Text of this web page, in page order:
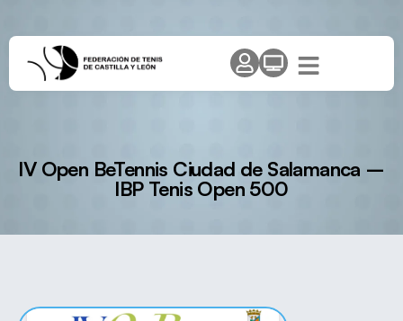
IV Open BeTennis Ciudad de Salamanca –
IBP Tenis Open 500